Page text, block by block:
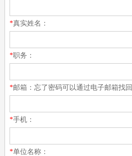
*真实姓名：
*职务：
*邮箱：忘了密码可以通过电子邮箱找回
*手机：
*单位名称：